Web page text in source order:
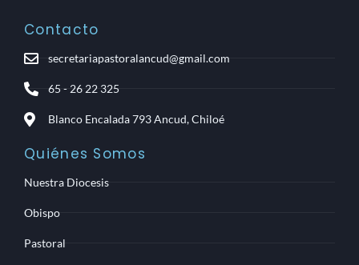
Contacto
secretariapastoralancud@gmail.com
65 - 26 22 325
Blanco Encalada 793 Ancud, Chiloé
Quiénes Somos
Nuestra Diocesis
Obispo
Pastoral